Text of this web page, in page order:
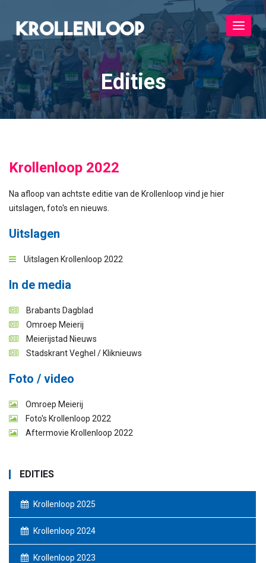
Toggle
Edities
Krollenloop 2022
Na afloop van achtste editie van de Krollenloop vind je hier
uitslagen, foto's en nieuws.
Uitslagen
Uitslagen Krollenloop 2022
In de media
Brabants Dagblad
Omroep Meierij
Meierijstad Nieuws
Stadskrant Veghel / Kliknieuws
Foto / video
Omroep Meierij
Foto's Krollenloop 2022
Aftermovie Krollenloop 2022
EDITIES
Krollenloop 2025
Krollenloop 2024
Krollenloop 2023